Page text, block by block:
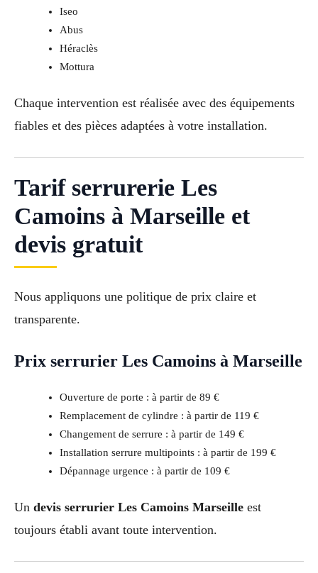
Iseo
Abus
Héraclès
Mottura
Chaque intervention est réalisée avec des équipements
fiables et des pièces adaptées à votre installation.
Tarif serrurerie Les
Camoins à Marseille et
devis gratuit
Nous appliquons une politique de prix claire et
transparente.
Prix serrurier Les Camoins à Marseille
Ouverture de porte : à partir de 89 €
Remplacement de cylindre : à partir de 119 €
Changement de serrure : à partir de 149 €
Installation serrure multipoints : à partir de 199 €
Dépannage urgence : à partir de 109 €
Un devis serrurier Les Camoins Marseille est
toujours établi avant toute intervention.